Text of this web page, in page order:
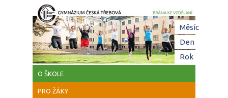
Přejít k hlavnímu obsahu
O ŠKOLE
PRO ŽÁKY
Měsíc
Den(aktivní
Rok